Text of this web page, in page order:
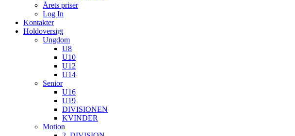
Årets priser
Log In
Kontakter
Holdoversigt
Ungdom
U8
U10
U12
U14
Senior
U16
U19
DIVISIONEN
KVINDER
Motion